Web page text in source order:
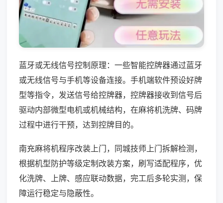
蓝牙或无线信号控制原理：一些智能控牌器通过蓝牙
或无线信号与手机等设备连接。手机端软件预设好牌
型等指令，发送信号给控牌器，控牌器接收到信号后
驱动内部微型电机或机械结构，在麻将机洗牌、码牌
过程中进行干预，达到控牌目的。
南充麻将机程序改装上门，同城技师上门拆解检测，
根据机型防护等级定制改装方案，刷写适配程序，优
化洗牌、上牌、感应联动数据，完工后多轮实测，保
障运行稳定与隐蔽性。